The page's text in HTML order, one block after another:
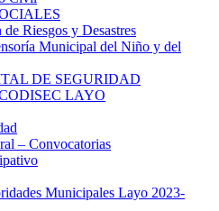
Riesgos y Desastres
Municipal del Niño y del
DE SEGURIDAD
LAYO
– Convocatorias
Municipales Layo 2023-